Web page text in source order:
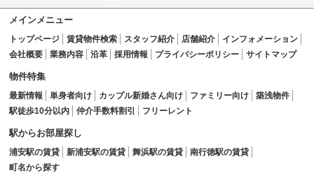
メインメニュー
トップページ 賃貸物件検索 スタッフ紹介 店舗紹介
インフォメーション
会社概要
業務内容 沿革 採用情報 プライバシーポリシー サイトマップ
物件特集
最新情報 単身者向け カップル新婚さん向け ファミリー向け
築浅物件
駅徒歩10分以内
仲介手数料割引 フリーレント
駅からお部屋探し
浦安駅の賃貸 新浦安駅の賃貸 舞浜駅の賃貸
南行徳駅の賃貸
町名から探す